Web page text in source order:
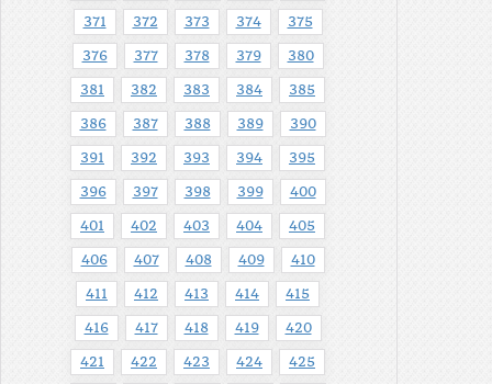
371 372 373 374 375
376 377 378 379 380
381 382 383 384 385
386 387 388 389 390
391 392 393 394 395
396 397 398 399 400
401 402 403 404 405
406 407 408 409 410
411 412 413 414 415
416 417 418 419 420
421 422 423 424 425